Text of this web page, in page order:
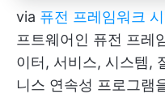
via 퓨전 프레임워크
프트웨어인 퓨전 프레
이터, 서비스, 시스템,
니스 연속성 프로그램